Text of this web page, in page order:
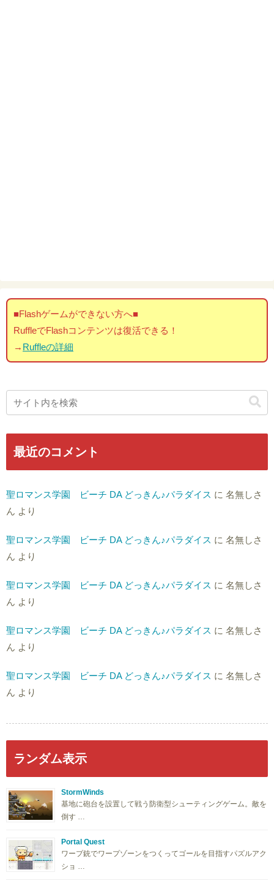
■Flashゲームができない方へ■
RuffleでFlashコンテンツは復活できる！
→ Ruffleの詳細
最近のコメント
聖ロマンス学園 ビーチ DA どっきん♪パラダイス に 名無しさ
ん より
聖ロマンス学園 ビーチ DA どっきん♪パラダイス に 名無しさ
ん より
聖ロマンス学園 ビーチ DA どっきん♪パラダイス に 名無しさ
ん より
聖ロマンス学園 ビーチ DA どっきん♪パラダイス に 名無しさ
ん より
聖ロマンス学園 ビーチ DA どっきん♪パラダイス に 名無しさ
ん より
ランダム表示
StormWinds
基地に砲台を設置して戦う防衛型シューティングゲーム。敵を
倒す …
Portal Quest
ワープ銃でワープゾーンをつくってゴールを目指すパズルアク
ショ …